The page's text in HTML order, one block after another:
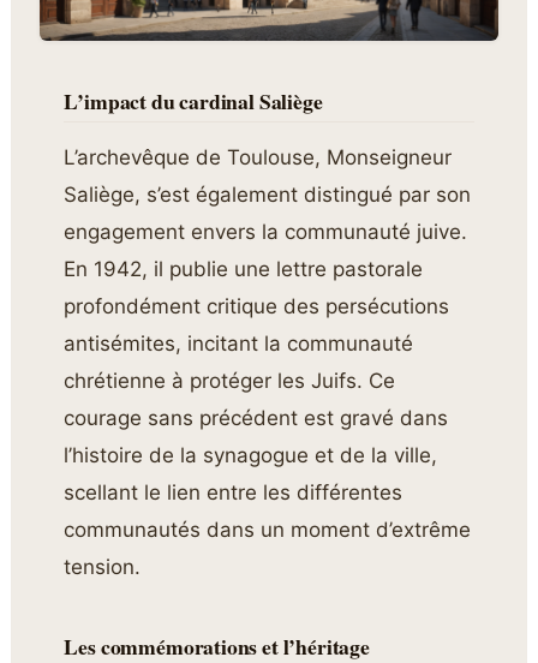
L’impact du cardinal Saliège
L’archevêque de Toulouse, Monseigneur
Saliège, s’est également distingué par son
engagement envers la communauté juive.
En 1942, il publie une lettre pastorale
profondément critique des persécutions
antisémites, incitant la communauté
chrétienne à protéger les Juifs. Ce
courage sans précédent est gravé dans
l’histoire de la synagogue et de la ville,
scellant le lien entre les différentes
communautés dans un moment d’extrême
tension.
Les commémorations et l’héritage